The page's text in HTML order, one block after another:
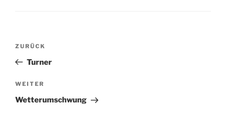
Beitragsnavigation
Vorheriger
Beitrag
ZURÜCK
Turner
Nächster
Beitrag
WEITER
Wetterumschwung